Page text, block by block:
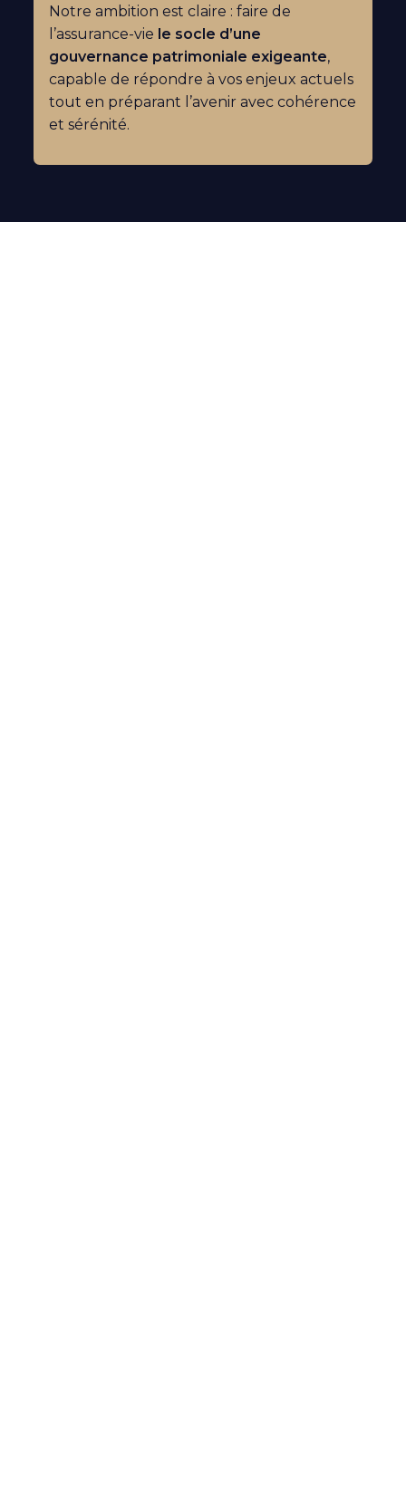
Notre ambition est claire : faire de
l’assurance-vie le socle d’une
gouvernance patrimoniale exigeante,
capable de répondre à vos enjeux actuels
tout en préparant l’avenir avec cohérence
et sérénité.